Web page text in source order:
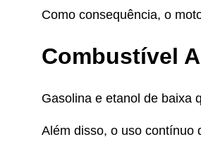
Como consequência, o
Combustível
Gasolina e etanol de baixa
Além disso, o uso contínuo